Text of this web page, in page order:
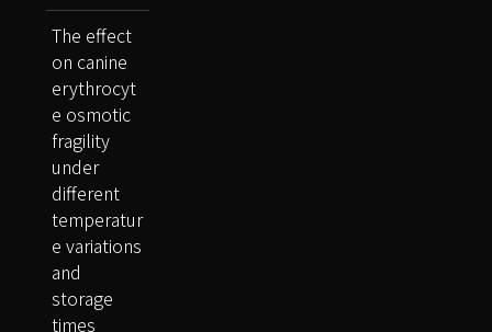
The effect
on canine
erythrocyt
e osmotic
fragility
under
different
temperatur
e variations
and
storage
times